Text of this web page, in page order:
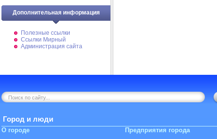
Дополнительная информация
Полезные ссылки
Ссылки Мирный
Администрация сайта
Город и люди
О городе Предприятия города